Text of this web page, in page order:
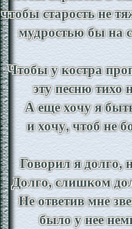
чтобы старость не
мудростью бы на
Чтобы у костра
эту песню тихо
А еще хочу я
и хочу, чтоб не
Говорил я долго,
Долго, слишком
Не ответив мне
было у нее